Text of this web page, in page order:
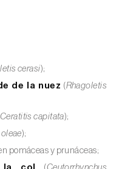
cerasi);
de la nuez (Rhagoletis
Ceratitis capitata);
);
pomáceas y prunáceas;